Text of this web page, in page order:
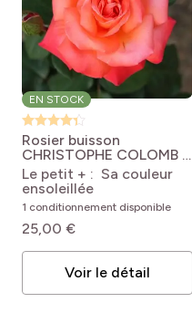
EN STOCK
Rosier buisson
CHRISTOPHE COLOMB ®
Meironsse
Rosa
'Meironsse' CHRISTOPHE
COLOMB®
Le petit + : Sa couleur
ensoleillée
1 conditionnement disponible
25,00 €
Voir le détail